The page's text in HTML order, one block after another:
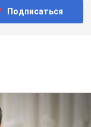
Подписаться